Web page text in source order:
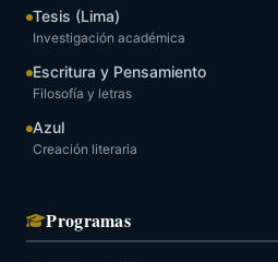
Tesis (Lima)
Investigación académica
Escritura y Pensamiento
Filosofía y letras
Azul
Creación literaria
Programas